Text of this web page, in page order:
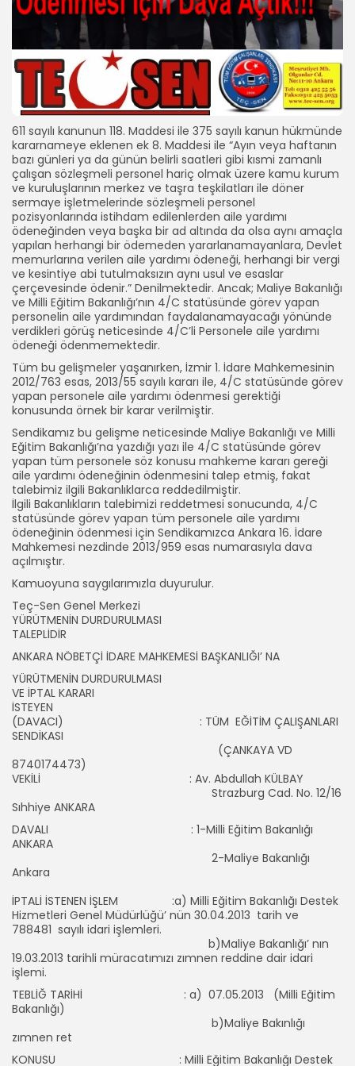
611 sayılı kanunun 118. Maddesi ile 375 sayılı kanun hükmünde
kararnameye eklenen ek 8. Maddesi ile “Ayın veya haftanın
bazı günleri ya da günün belirli saatleri gibi kısmi zamanlı
çalışan sözleşmeli personel hariç olmak üzere kamu kurum
ve kuruluşlarının merkez ve taşra teşkilatları ile döner
sermaye işletmelerinde sözleşmeli personel
pozisyonlarında istihdam edilenlerden aile yardımı
ödeneğinden veya başka bir ad altında da olsa aynı amaçla
yapılan herhangi bir ödemeden yararlanamayanlara, Devlet
memurlarına verilen aile yardımı ödeneği, herhangi bir vergi
ve kesintiye abi tutulmaksızın aynı usul ve esaslar
çerçevesinde ödenir.” Denilmektedir. Ancak; Maliye Bakanlığı
ve Milli Eğitim Bakanlığı’nın 4/C statüsünde görev yapan
personelin aile yardımından faydalanamayacağı yönünde
verdikleri görüş neticesinde 4/C’li Personele aile yardımı
ödeneği ödenmemektedir.
Tüm bu gelişmeler yaşanırken, İzmir 1. İdare Mahkemesinin
2012/763 esas, 2013/55 sayılı kararı ile, 4/C statüsünde görev
yapan personele aile yardımı ödenmesi gerektiği
konusunda örnek bir karar verilmiştir.
Sendikamız bu gelişme neticesinde Maliye Bakanlığı ve Milli
Eğitim Bakanlığı’na yazdığı yazı ile 4/C statüsünde görev
yapan tüm personele söz konusu mahkeme kararı gereği
aile yardımı ödeneğinin ödenmesini talep etmiş, fakat
talebimiz ilgili Bakanlıklarca reddedilmiştir.
İlgili Bakanlıkların talebimizi reddetmesi sonucunda, 4/C
statüsünde görev yapan tüm personele aile yardımı
ödeneğinin ödenmesi için Sendikamızca Ankara 16. İdare
Mahkemesi nezdinde 2013/959 esas numarasıyla dava
açılmıştır.
Kamuoyuna saygılarımızla duyurulur.
Teç-Sen Genel Merkezi
YÜRÜTMENİN DURDURULMASI
ANKARA NÖBETÇİ İDARE MAHKEMESİ BAŞKANLIĞI’ NA
YÜRÜTMENİN DURDURULMASI
VE İPTAL KARARI
İSTEYEN
(DAVACI) : TÜM EĞİTİM ÇALIŞANLARI
SENDİKASI
(ÇANKAYA VD
8740174473)
VEKİLİ : Av. Abdullah KÜLBAY
Strazburg Cad. No. 12/16
Sıhhiye ANKARA
DAVALI : 1-Milli Eğitim Bakanlığı
ANKARA
2-Maliye Bakanlığı
Ankara
İPTALİ İSTENEN İŞLEM :a) Milli Eğitim Bakanlığı Destek
Hizmetleri Genel Müdürlüğü’ nün 30.04.2013 tarih ve
788481 sayılı idari işlemleri.
b)Maliye Bakanlığı’ nın
19.03.2013 tarihli müracatımızı zımnen reddine dair idari
işlemi.
TEBLİĞ TARİHİ : a) 07.05.2013 (Milli Eğitim
Bakanlığı)
b)Maliye Bakınlığı
zımnen ret
KONUSU : Milli Eğitim Bakanlığı Destek